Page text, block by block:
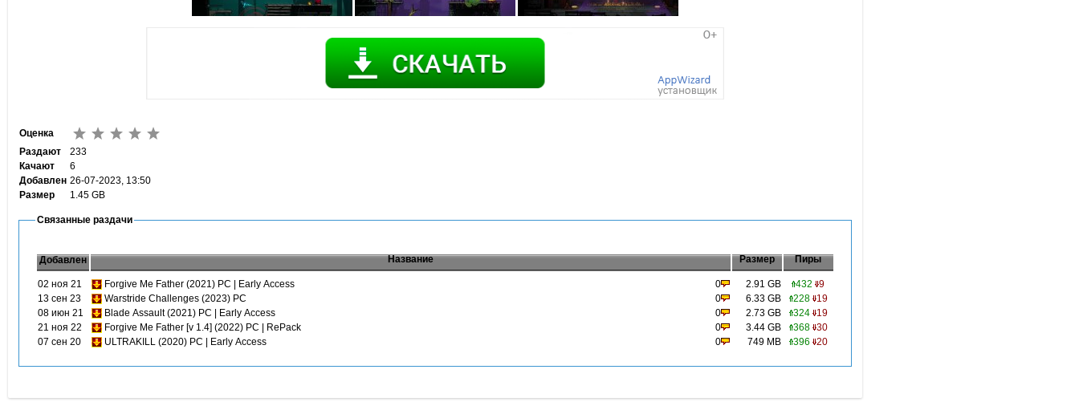
Оценка
Раздают
233
Качают
6
Добавлен 26-07-2023, 13:50
Размер
1.45 GB
Связанные раздачи
Добавлен Название Размер Пиры
02 ноя 21 Forgive Me Father (2021) PC | Early Access 0 2.91 GB 432
9
13 сен 23
Warstride Challenges (2023) PC 0 6.33 GB 228 19
08 июн 21
Blade Assault (2021) PC | Early Access 0 2.73 GB 324 19
21 ноя 22
Forgive Me Father [v 1.4] (2022) PC | RePack 0 3.44 GB 368 30
07 сен 20
ULTRAKILL (2020) PC | Early Access 0 749 MB 396 20